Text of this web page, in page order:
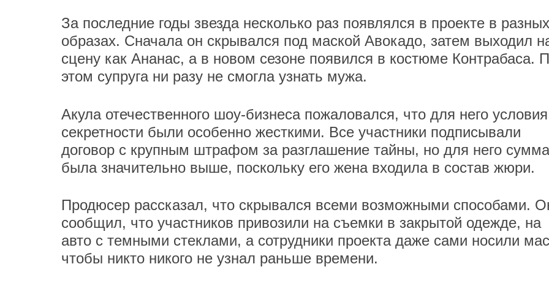
За последние годы звезда несколько раз появлялся в проекте в разных
образах. Сначала он скрывался под маской Авокадо, затем выходил
сцену как Ананас, а в новом сезоне появился в костюме Контрабаса.
этом супруга ни разу не смогла узнать мужа.
Акула отечественного шоу-бизнеса пожаловался, что для него условия
секретности были особенно жесткими. Все участники подписывали
договор с крупным штрафом за разглашение тайны, но для него сумма
была значительно выше, поскольку его жена входила в состав жюри.
Продюсер рассказал, что скрывался всеми возможными способами.
сообщил, что участников привозили на съемки в закрытой одежде, на
авто с темными стеклами, а сотрудники проекта даже сами носили
чтобы никто никого не узнал раньше времени.